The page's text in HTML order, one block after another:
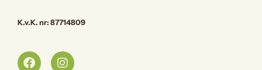
K.v.K. nr: 87714809